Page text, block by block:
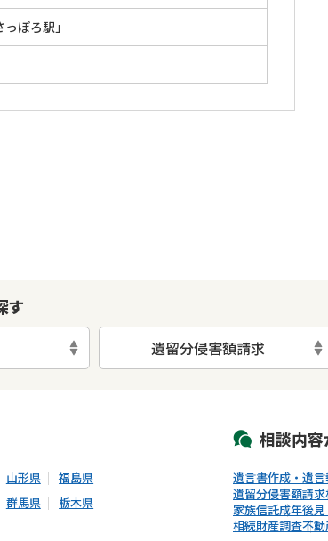
ぽろ駅」
す
遺留分侵害額請求
山形県
福島県
群馬県
栃木県
相談内
遺言書作成・遺
遺留分侵害額請求
家族信託成年後
相続財産調査不